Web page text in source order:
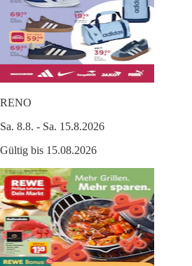
RENO
Sa. 8.8. - Sa. 15.8.2026
Gültig bis 15.08.2026